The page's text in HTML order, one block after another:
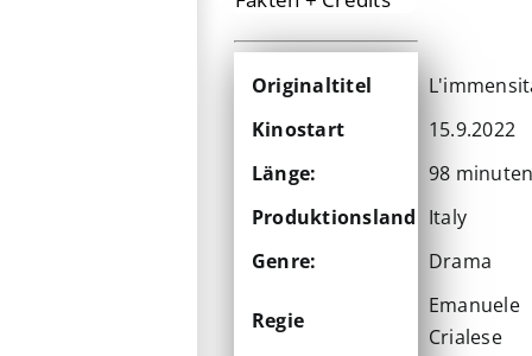
Originaltitel
Kinostart
15.9.2022
Länge:
98
Produktionsland Italy
Genre:
Drama
Regie
Emanuele
Crialese